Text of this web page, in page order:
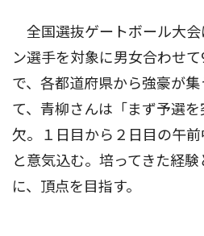
全国選抜ゲートボール大会
ン選手を対象に男女合わせ
で、各都道府県から強豪が
て、青柳さんは「まず予選
欠。１日目から２日目の午前
と意気込む。培ってきた経
に、頂点を目指す。